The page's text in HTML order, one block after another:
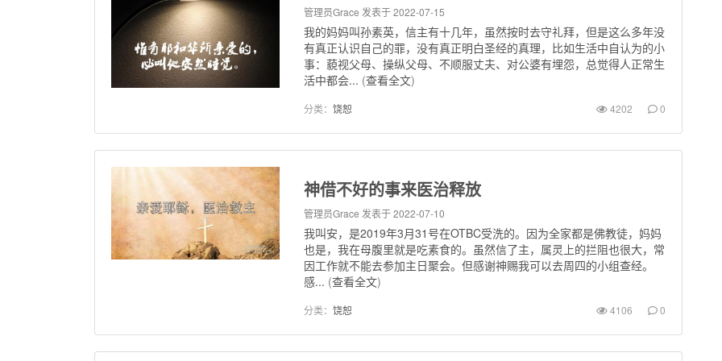
管理员Grace 发表于 2022-07-15
我的妈妈叫孙素英，信主有十几年，虽然按时去守礼拜，但是这么多年没
有真正认识自己的罪，没有真正明白圣经的真理，比如生活中自认为的小
事：藐视父母、操纵父母、不顺服丈夫、对公婆有埋怨，总觉得人正常生
活中都会... (查看全文)
分类：饶恕 4202 0
神借不好的事来医治释放
管理员Grace 发表于 2022-07-10
我叫安，是2019年3月31号在OTBC受洗的。因为全家都是佛教徒，妈妈
也是，我在母腹里就是吃素食的。虽然信了主，属灵上的拦阻也很大，常
因工作就不能去参加主日聚会。但感谢神赐我可以去周四的小组查经。
感... (查看全文)
分类：饶恕 4106 0